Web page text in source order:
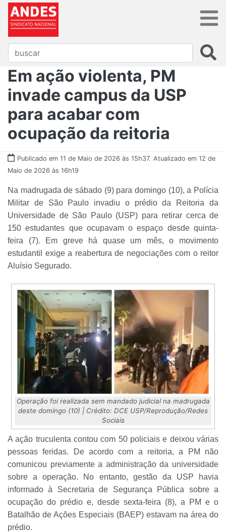
Em ação violenta, PM
invade campus da USP
para acabar com
ocupação da reitoria
Publicado em 11 de Maio de 2026 às 15h37. Atualizado em 12 de
Maio de 2026 às 16h19
Na madrugada de sábado (9) para domingo (10), a Polícia
Militar de São Paulo invadiu o prédio da Reitoria da
Universidade de São Paulo (USP) para retirar cerca de
150 estudantes que ocupavam o espaço desde quinta-
feira (7). Em greve há quase um mês, o movimento
estudantil exige a reabertura de negociações com o reitor
Aluísio Segurado.
Operação foi realizada sem mandado judicial na madrugada
deste domingo (10) | Crédito: DCE USP/Reprodução/Redes
Sociais
A ação truculenta contou com 50 policiais e deixou várias
pessoas feridas. De acordo com a reitoria, a PM não
comunicou previamente a administração da universidade
sobre a operação. No entanto, gestão da USP havia
informado à Secretaria de Segurança Pública sobre a
ocupação do prédio e, desde sexta-feira (8), a PM e o
Batalhão de Ações Especiais (BAEP) estavam na área do
prédio.